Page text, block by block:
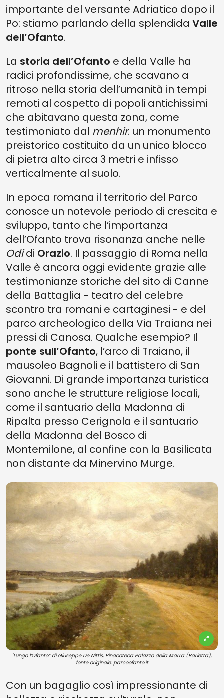
importante del versante Adriatico dopo il
Po: stiamo parlando della splendida Valle
dell’Ofanto.
La storia dell’Ofanto e della Valle ha
radici profondissime, che scavano a
ritroso nella storia dell’umanità in tempi
remoti al cospetto di popoli antichissimi
che abitavano questa zona, come
testimoniato dal menhir: un monumento
preistorico costituito da un unico blocco
di pietra alto circa 3 metri e infisso
verticalmente al suolo.
In epoca romana il territorio del Parco
conosce un notevole periodo di crescita e
sviluppo, tanto che l’importanza
dell’Ofanto trova risonanza anche nelle
Odidi Orazio. Il passaggio di Roma nella
Valle è ancora oggi evidente grazie alle
testimonianze storiche del sito di Canne
della Battaglia - teatro del celebre
scontro tra romani e cartaginesi - e del
parco archeologico della Via Traiana nei
pressi di Canosa. Qualche esempio? Il
ponte sull’Ofanto, l’arco di Traiano, il
mausoleo Bagnoli e il battistero di San
Giovanni. Di grande importanza turistica
sono anche le strutture religiose locali,
come il santuario della Madonna di
Ripalta presso Cerignola e il santuario
della Madonna del Bosco di
Montemilone, al confine con la Basilicata
non distante da Minervino Murge.
"Lungo l’Ofanto” di Giuseppe De Nittis, Pinacoteca Palazzo della Marra (Barletta),
fonte originale: parcoofanto.it
Con un bagaglio così impressionante di